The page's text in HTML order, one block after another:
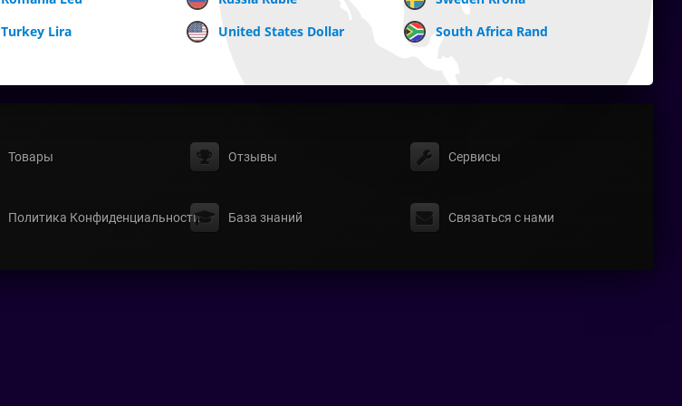
Turkey Lira United States Dollar South Africa Rand
Товары Отзывы Сервисы
Политика Конфиденциальности База знаний Связаться с нами